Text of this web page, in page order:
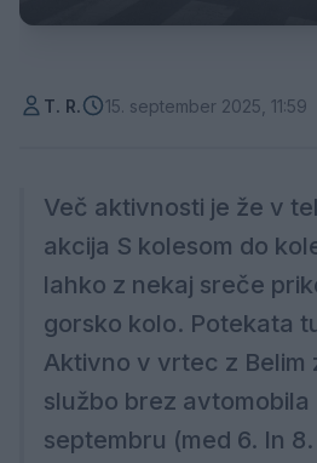
T. R. 15. september 2025, 11:59
Več aktivnosti je že v
akcija S kolesom do
lahko z nekaj sreče
gorsko kolo. Potekata
Aktivno v vrtec z Belim
službo brez
septembru (med 6. In